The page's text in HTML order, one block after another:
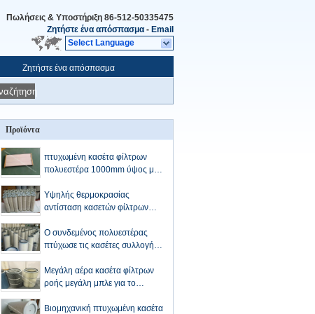
Πωλήσεις & Υποστήριξη 86-512-50335475
Ζητήστε ένα απόσπασμα - Email
Select Language
Ζητήστε ένα απόσπασμα
Προϊόντα
πτυχωμένη κασέτα φίλτρων
πολυεστέρα 1000mm ύψος με
και το πλαίσιο μετάλλων
Υψηλής θερμοκρασίας
αντίσταση κασετών φίλτρων
τις τσάντες φίλτρων
Ο συνδεμένος πολυεστέρας
πτύχωσε τις κασέτες συλλογής
Μεγάλη αέρα κασέτα φίλτρων
ροής μεγάλη μπλε για το
στροβίλων αερίου
Βιομηχανική πτυχωμένη κασέτα